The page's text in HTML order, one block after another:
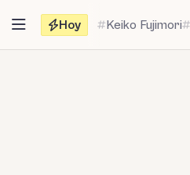
contenido
Hoy Keiko Fujimori